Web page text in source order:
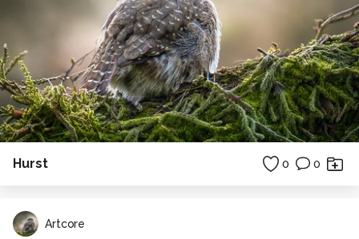
Hurst 0 0
Artcore